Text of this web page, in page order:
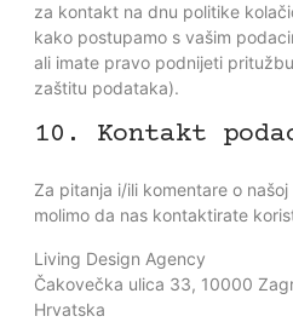
za kontakt na dnu politike
kako postupamo s vašim
ali imate pravo podnijeti
zaštitu podataka).
10. Kontakt
Za pitanja i/ili komentare o
molimo da nas kontaktirate
Living Design Agency
Čakovečka ulica 33, 10000
Hrvatska